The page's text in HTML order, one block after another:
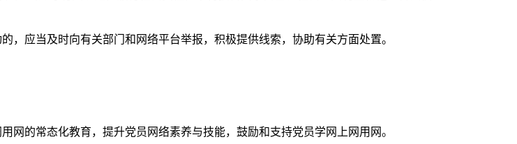
，应当及时向有关部门和网络平台举报，积极提供线索，协助有关方面处置。
网的常态化教育，提升党员网络素养与技能，鼓励和支持党员学网上网用网。